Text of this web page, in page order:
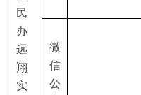
民
办
远
翔
实
微
信
公